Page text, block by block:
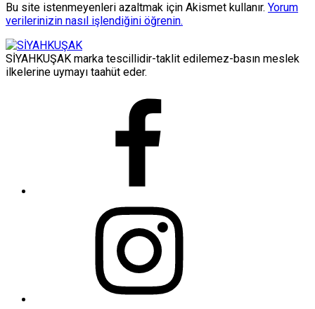
Bu site istenmeyenleri azaltmak için Akismet kullanır. Yorum
verilerinizin nasıl işlendiğini öğrenin.
SİYAHKUŞAK marka tescillidir-taklit edilemez-basın meslek
ilkelerine uymayı taahüt eder.